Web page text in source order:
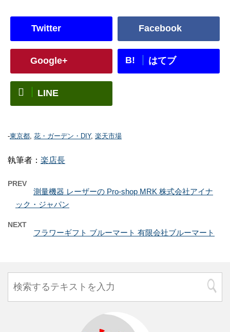
Twitter Facebook
Google+ B! はてブ
LINE
-東京都, 花・ガーデン・DIY, 楽天市場
執筆者： 楽店長
PREV
測量機器 レーザーの Pro-shop MRK 株式会社アイナ
ック・ジャパン
NEXT
フラワーギフト ブルーマート 有限会社ブルーマート